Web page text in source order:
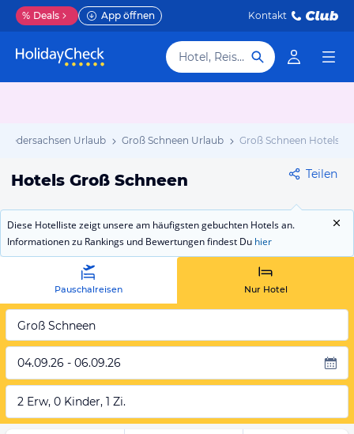
% Deals App öffnen Kontakt
Hotel, Reiseziel
Niedersachsen Urlaub Groß Schneen Urlaub Groß Schneen Hotels
Hotels Groß Schneen Teilen
Diese Hotelliste zeigt unsere am häufigsten gebuchten Hotels an.
Informationen zu Rankings und Bewertungen findest Du hier
Pauschalreisen Nur Hotel
Groß Schneen
04.09.26 - 06.09.26
2 Erw, 0 Kinder, 1 Zi.